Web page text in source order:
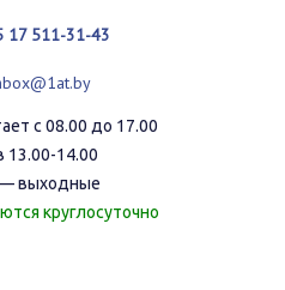
17 511-31-43
с 08.00 до 17.00
13.00-14.00
— выходные
круглосуточно